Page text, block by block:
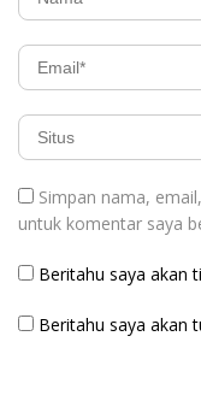
Simpan nama,
untuk komentar saya
Beritahu saya akan
Beritahu saya akan